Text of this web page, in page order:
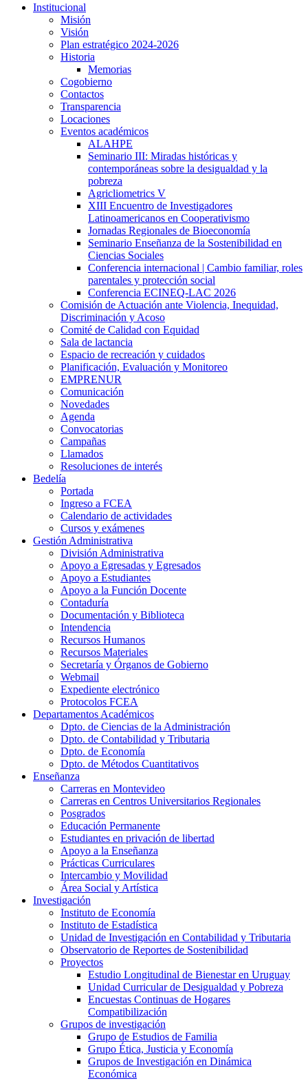
Institucional
Misión
Visión
Plan estratégico 2024-2026
Historia
Memorias
Cogobierno
Contactos
Transparencia
Locaciones
Eventos académicos
ALAHPE
Seminario III: Miradas históricas y
contemporáneas sobre la desigualdad y la
pobreza
Agricliometrics V
XIII Encuentro de Investigadores
Latinoamericanos en Cooperativismo
Jornadas Regionales de Bioeconomía
Seminario Enseñanza de la Sostenibilidad en
Ciencias Sociales
Conferencia internacional | Cambio familiar, roles
parentales y protección social
Conferencia ECINEQ-LAC 2026
Comisión de Actuación ante Violencia, Inequidad,
Discriminación y Acoso
Comité de Calidad con Equidad
Sala de lactancia
Espacio de recreación y cuidados
Planificación, Evaluación y Monitoreo
EMPRENUR
Comunicación
Novedades
Agenda
Convocatorias
Campañas
Llamados
Resoluciones de interés
Bedelía
Portada
Ingreso a FCEA
Calendario de actividades
Cursos y exámenes
Gestión Administrativa
División Administrativa
Apoyo a Egresadas y Egresados
Apoyo a Estudiantes
Apoyo a la Función Docente
Contaduría
Documentación y Biblioteca
Intendencia
Recursos Humanos
Recursos Materiales
Secretaría y Órganos de Gobierno
Webmail
Expediente electrónico
Protocolos FCEA
Departamentos Académicos
Dpto. de Ciencias de la Administración
Dpto. de Contabilidad y Tributaria
Dpto. de Economía
Dpto. de Métodos Cuantitativos
Enseñanza
Carreras en Montevideo
Carreras en Centros Universitarios Regionales
Posgrados
Educación Permanente
Estudiantes en privación de libertad
Apoyo a la Enseñanza
Prácticas Curriculares
Intercambio y Movilidad
Área Social y Artística
Investigación
Instituto de Economía
Instituto de Estadística
Unidad de Investigación en Contabilidad y Tributaria
Observatorio de Reportes de Sostenibilidad
Proyectos
Estudio Longitudinal de Bienestar en Uruguay
Unidad Curricular de Desigualdad y Pobreza
Encuestas Continuas de Hogares
Compatibilización
Grupos de investigación
Grupo de Estudios de Familia
Grupo Ética, Justicia y Economía
Grupos de Investigación en Dinámica
Económica